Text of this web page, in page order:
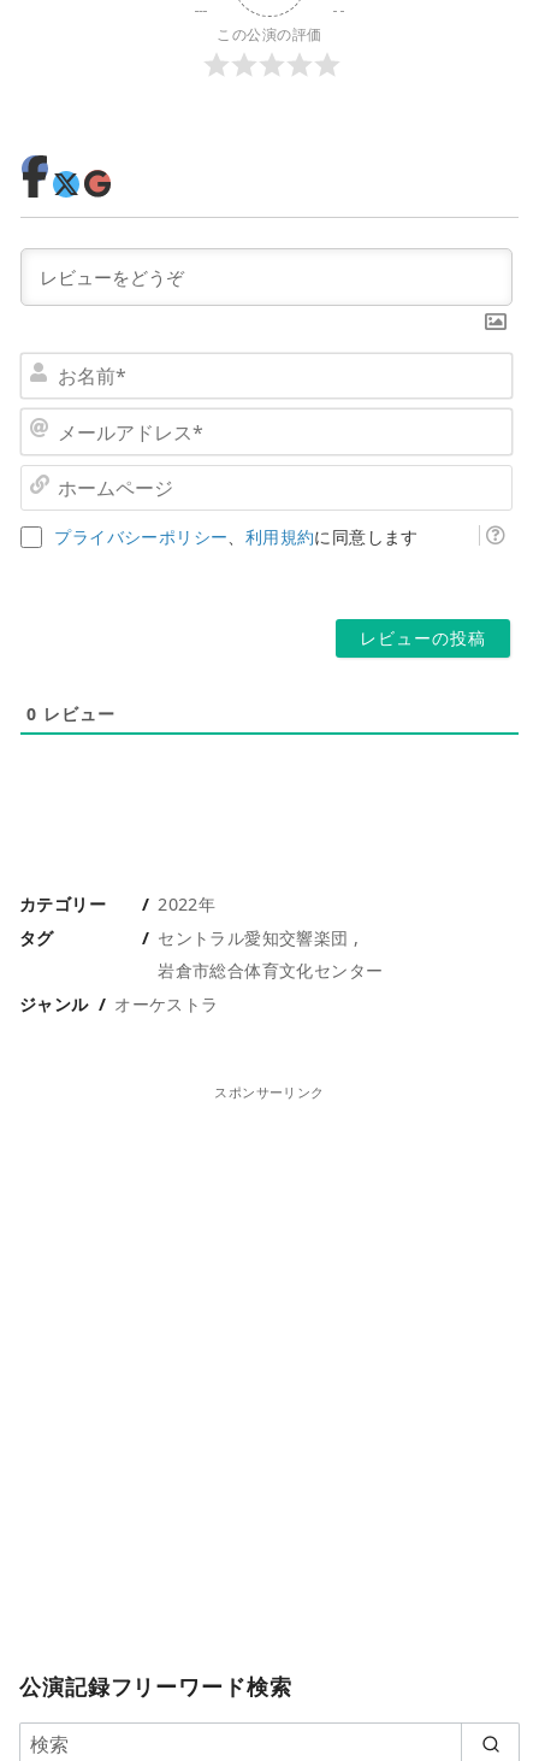
この公演の評価
名
ア
ー
プライバシーポリシー、 利用規約に同意します
0 レビュー
カテゴリー
2022年
タグ
セントラル愛知交響楽団
岩倉市総合体育文化センター
ジャンル
オーケストラ
スポンサーリンク
公演記録フリーワード検索